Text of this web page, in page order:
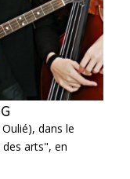
dans le
arts", en